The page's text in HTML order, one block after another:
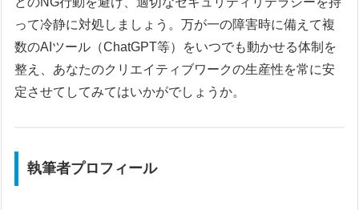
って冷静に対処しましょう。万が一の障害時に備えて複
数のAIツール（ChatGPT等）をいつでも動かせる体制を
整え、あなたのクリエイティブワークの生産性を常に安
定させてしてみてはいかがでしょうか。
執筆者プロフィール